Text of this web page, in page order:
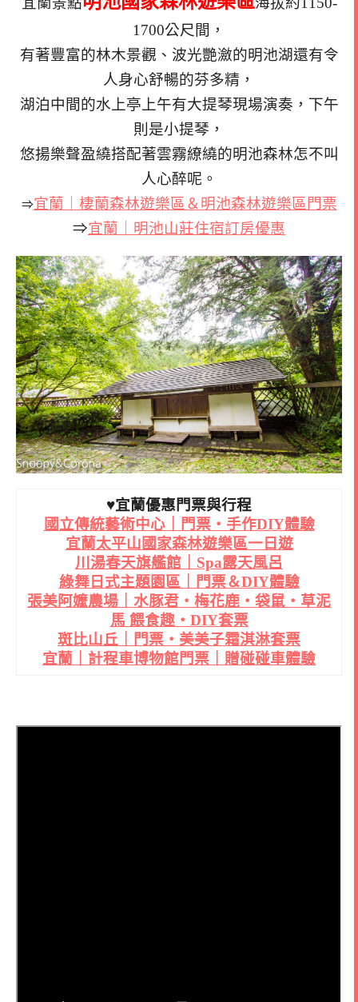
1700公尺間，
有著豐富的林木景觀、波光艷瀲的明池湖還有令
人身心舒暢的芬多精，
湖泊中間的水上亭上午有大提琴現場演奏，下午
則是小提琴，
悠揚樂聲盈繞搭配著雲霧繚繞的明池森林怎不叫
人心醉呢。
⇒宜蘭｜棲蘭森林遊樂區＆明池森林遊樂區門票
⇒宜蘭｜明池山莊住宿訂房優惠
♥宜蘭優惠門票與行程
國立傳統藝術中心｜門票・手作DIY體驗
宜蘭太平山國家森林遊樂區一日遊
川湯春天旗艦館｜Spa露天風呂
綠舞日式主題園區｜門票＆DIY體驗
張美阿嬤農場｜水豚君・梅花鹿・袋鼠・草泥
馬 餵食趣・DIY套票
斑比山丘｜門票・美美子霜淇淋套票
宜蘭｜計程車博物館門票｜贈碰碰車體驗